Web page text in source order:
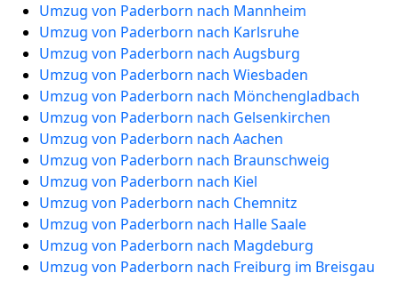
Umzug von Paderborn nach Mannheim
Umzug von Paderborn nach Karlsruhe
Umzug von Paderborn nach Augsburg
Umzug von Paderborn nach Wiesbaden
Umzug von Paderborn nach Mönchengladbach
Umzug von Paderborn nach Gelsenkirchen
Umzug von Paderborn nach Aachen
Umzug von Paderborn nach Braunschweig
Umzug von Paderborn nach Kiel
Umzug von Paderborn nach Chemnitz
Umzug von Paderborn nach Halle Saale
Umzug von Paderborn nach Magdeburg
Umzug von Paderborn nach Freiburg im Breisgau